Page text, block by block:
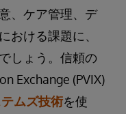
、ケア管理、デ
おける課題に、
しょう。信頼の
Exchange (PVIX)
ムズ技術を使